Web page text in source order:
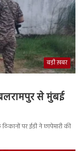
बड़ी ख़बर
से मुंबई
पर ईडी ने छापेमारी की